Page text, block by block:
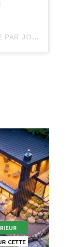
UNE PUBLICATION PARTAGÉE PAR JOLI JOLI DESIGN (@JOLIJOLIDESIGN)
CETTE